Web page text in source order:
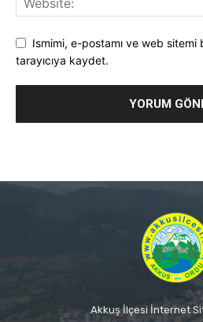
Ismimi, e-postamı ve web
tarayıcıya kaydet.
Akkuş İlçesi İnternet